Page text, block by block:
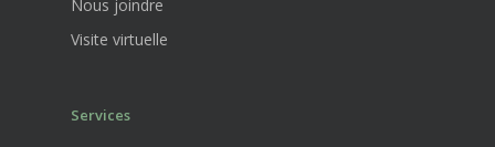
Nous joindre
Visite virtuelle
Services